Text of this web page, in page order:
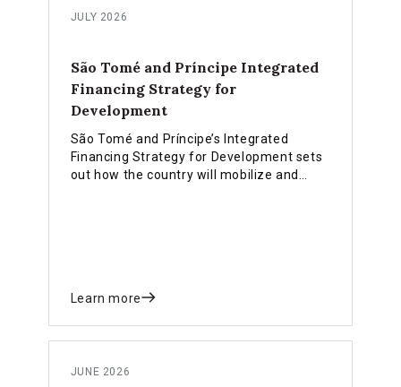
JULY 2026
São Tomé and Príncipe Integrated
Financing Strategy for
Development
São Tomé and Príncipe’s Integrated
Financing Strategy for Development sets
out how the country will mobilize and
Learn more
JUNE 2026